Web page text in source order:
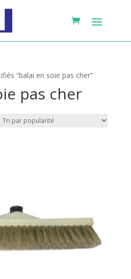
“balai en soie pas cher”
pas cher